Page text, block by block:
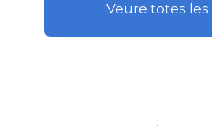
Veure totes les